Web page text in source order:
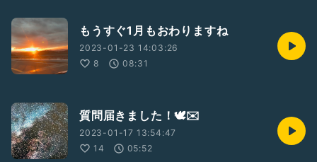
もうすぐ1月もおわりますね
2023-01-23 14:03:26
8
08:31
質問届きました！🕊✉️
2023-01-17 13:54:47
14
05:52